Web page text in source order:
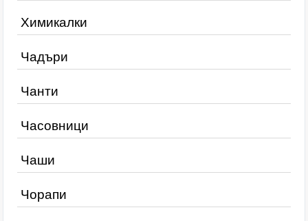
Химикалки
Чадъри
Чанти
Часовници
Чаши
Чорапи